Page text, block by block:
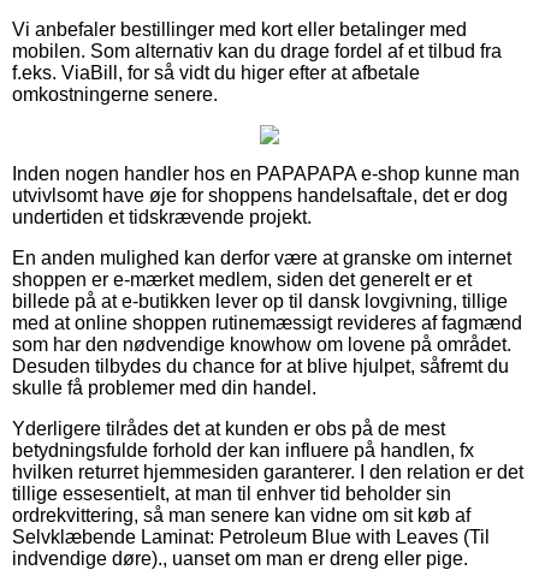
Vi anbefaler bestillinger med kort eller betalinger med
mobilen. Som alternativ kan du drage fordel af et tilbud fra
f.eks. ViaBill, for så vidt du higer efter at afbetale
omkostningerne senere.
Inden nogen handler hos en PAPAPAPA e-shop kunne man
utvivlsomt have øje for shoppens handelsaftale, det er dog
undertiden et tidskrævende projekt.
En anden mulighed kan derfor være at granske om internet
shoppen er e-mærket medlem, siden det generelt er et
billede på at e-butikken lever op til dansk lovgivning, tillige
med at online shoppen rutinemæssigt revideres af fagmænd
som har den nødvendige knowhow om lovene på området.
Desuden tilbydes du chance for at blive hjulpet, såfremt du
skulle få problemer med din handel.
Yderligere tilrådes det at kunden er obs på de mest
betydningsfulde forhold der kan influere på handlen, fx
hvilken returret hjemmesiden garanterer. I den relation er det
tillige essesentielt, at man til enhver tid beholder sin
ordrekvittering, så man senere kan vidne om sit køb af
Selvklæbende Laminat: Petroleum Blue with Leaves (Til
indvendige døre)., uanset om man er dreng eller pige.